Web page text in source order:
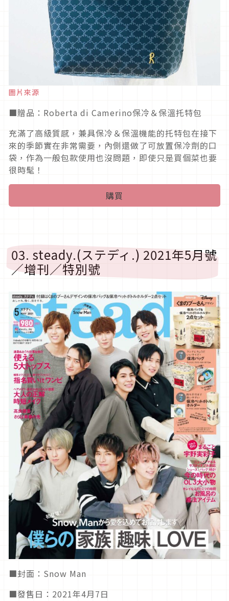
圖片來源
■贈品：Roberta di Camerino保冷＆保溫托特包
充滿了高級質感，兼具保冷＆保溫機能的托特包在接下
來的季節實在非常需要，內側還做了可放置保冷劑的口
袋，作為一般包款使用也沒問題，即使只是買個菜也要
很時髦！
購買
03. steady.(ステディ.) 2021年5月號
／增刊／特別號
■封面：Snow Man
■發售日：2021年4月7日